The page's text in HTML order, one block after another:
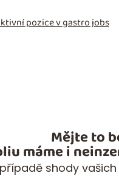
pozice vgastro jobs
Mějte to
máme i
shody